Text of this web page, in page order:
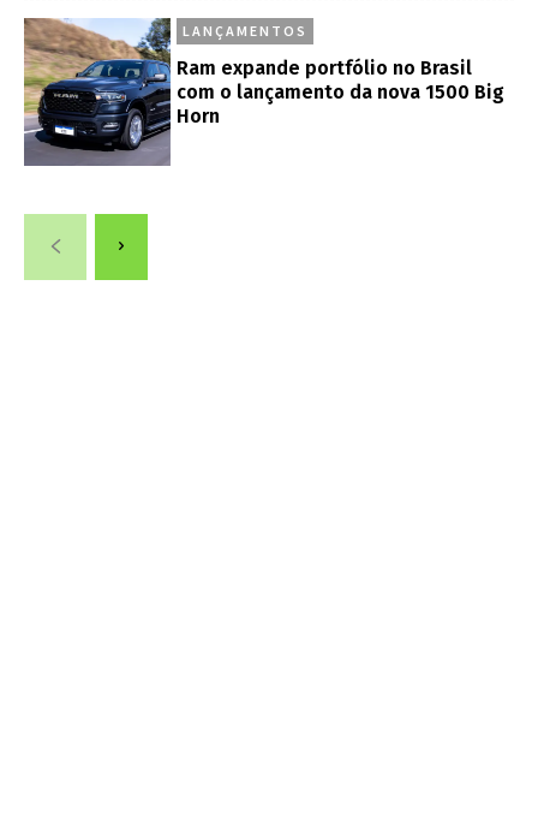
LANÇAMENTOS
Ram expande portfólio no Brasil
com o lançamento da nova 1500 Big
Horn